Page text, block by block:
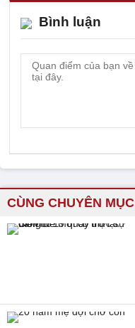
Bình luận
CÙNG CHUYÊN MỤC